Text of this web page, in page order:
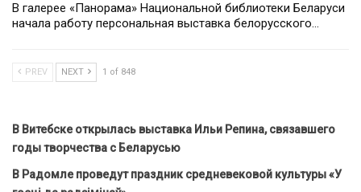
В галерее «Панорама» Национальной библиотеки Беларуси
начала работу персональная выставка белорусского…
PREV NEXT 1 of 848
В Витебске открылась выставка Ильи Репина, связавшего
годы творчества с Беларусью
В Радомле проведут праздник средневековой культуры «У